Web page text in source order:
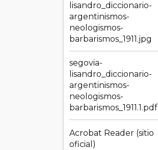
lisandro_diccionario-
argentinismos-
neologismos-
barbarismos_1911.jpg
segovia-
lisandro_diccionario-
argentinismos-
neologismos-
barbarismos_1911.1.pdf
Acrobat Reader (sitio
oficial)